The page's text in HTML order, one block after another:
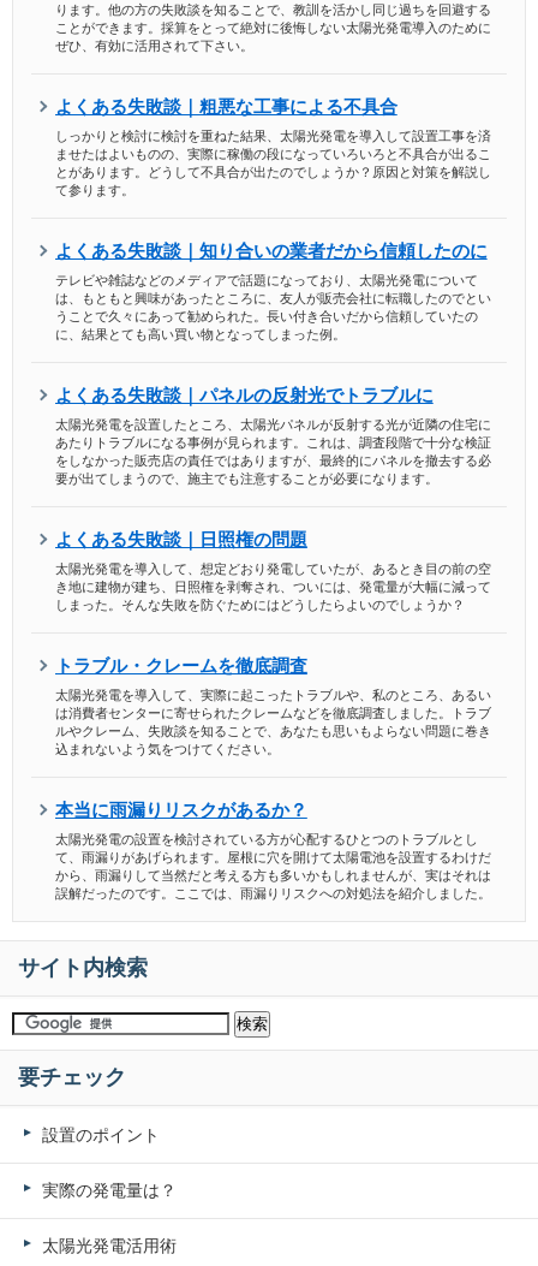
ります。他の方の失敗談を知ることで、教訓を活かし同じ過ちを回避する
ことができます。採算をとって絶対に後悔しない太陽光発電導入のために
ぜひ、有効に活用されて下さい。
よくある失敗談｜粗悪な工事による不具合
しっかりと検討に検討を重ねた結果、太陽光発電を導入して設置工事を済
ませたはよいものの、実際に稼働の段になっていろいろと不具合が出るこ
とがあります。どうして不具合が出たのでしょうか？原因と対策を解説し
て参ります。
よくある失敗談｜知り合いの業者だから信頼したのに
テレビや雑誌などのメディアで話題になっており、太陽光発電について
は、もともと興味があったところに、友人が販売会社に転職したのでとい
うことで久々にあって勧められた。長い付き合いだから信頼していたの
に、結果とても高い買い物となってしまった例。
よくある失敗談｜パネルの反射光でトラブルに
太陽光発電を設置したところ、太陽光パネルが反射する光が近隣の住宅に
あたりトラブルになる事例が見られます。これは、調査段階で十分な検証
をしなかった販売店の責任ではありますが、最終的にパネルを撤去する必
要が出てしまうので、施主でも注意することが必要になります。
よくある失敗談｜日照権の問題
太陽光発電を導入して、想定どおり発電していたが、あるとき目の前の空
き地に建物が建ち、日照権を剥奪され、ついには、発電量が大幅に減って
しまった。そんな失敗を防ぐためにはどうしたらよいのでしょうか？
トラブル・クレームを徹底調査
太陽光発電を導入して、実際に起こったトラブルや、私のところ、あるい
は消費者センターに寄せられたクレームなどを徹底調査しました。トラブ
ルやクレーム、失敗談を知ることで、あなたも思いもよらない問題に巻き
込まれないよう気をつけてください。
本当に雨漏りリスクがあるか？
太陽光発電の設置を検討されている方が心配するひとつのトラブルとし
て、雨漏りがあげられます。屋根に穴を開けて太陽電池を設置するわけだ
から、雨漏りして当然だと考える方も多いかもしれませんが、実はそれは
誤解だったのです。ここでは、雨漏りリスクへの対処法を紹介しました。
サイト内検索
要チェック
設置のポイント
実際の発電量は？
太陽光発電活用術